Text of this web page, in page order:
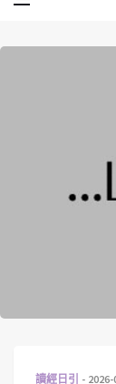
Vine Media
葡萄樹傳媒
讀經日引 2026-